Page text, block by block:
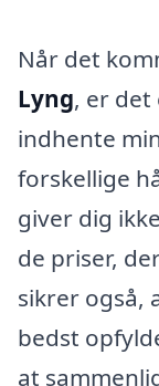
Når det
Lyng, er det
indhente
forskellige
giver dig
de priser,
sikrer også,
bedst
at